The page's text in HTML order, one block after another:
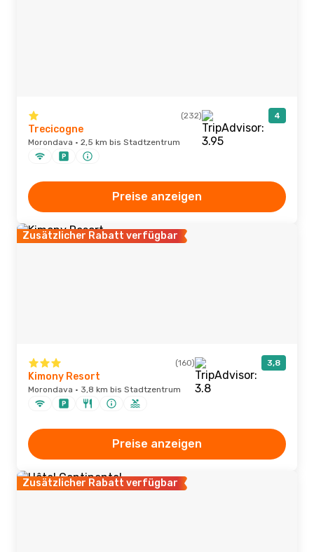
(232) 4
Trecicogne
Morondava · 2,5 km bis Stadtzentrum
Preise anzeigen
Zusätzlicher Rabatt verfügbar
(160) 3,8
Kimony Resort
Morondava · 3,8 km bis Stadtzentrum
Preise anzeigen
Zusätzlicher Rabatt verfügbar